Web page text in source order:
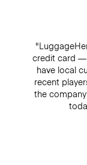
credit card —
have local
recent
the